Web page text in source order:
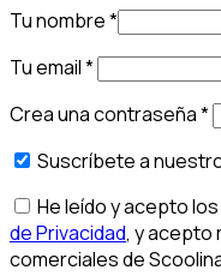
Tu nombre*
Tu email*
Crea una contraseña*
Suscríbete a
He leído y acepto los
de Privacidad, y acepto
comerciales de